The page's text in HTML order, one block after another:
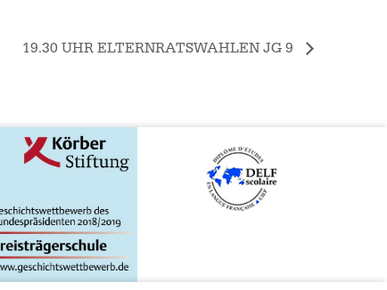
19.30 UHR ELTERNRATSWAHLEN JG 9